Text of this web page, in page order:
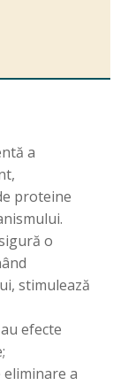
a
proteine
o
stimulează
efecte
eliminare a